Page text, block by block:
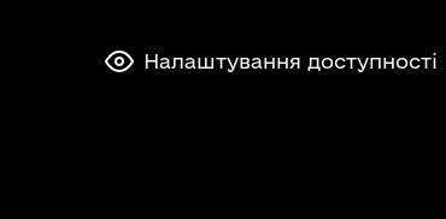
Налаштування доступності